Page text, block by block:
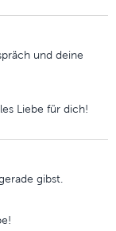
und deine
Liebe für dich!
gibst.